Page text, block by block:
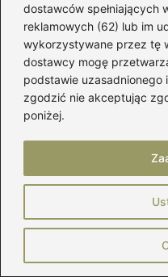
dostawców spełniających
reklamowych (62) lub im
wykorzystywane przez tę
dostawcy mogę
podstawie uzasadnionego
zgodzić nie akceptując
poniżej.
Odkryj
Rossmanna –
Twojej fryzury!
Jaką farbą
farbowane
Czy na
datę produkcji?
wiedzieć!
Jakie kosmetyki
cieszyć się